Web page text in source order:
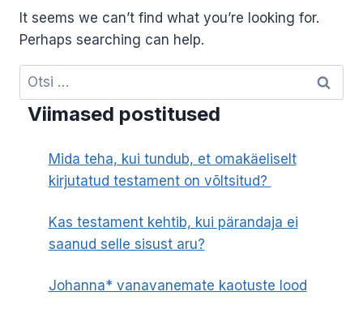
It seems we can’t find what you’re looking for.
Perhaps searching can help.
Otsi:
Viimased postitused
Mida teha, kui tundub, et omakäeliselt
kirjutatud testament on võltsitud?
Kas testament kehtib, kui pärandaja ei
saanud selle sisust aru?
Johanna* vanavanemate kaotuste lood